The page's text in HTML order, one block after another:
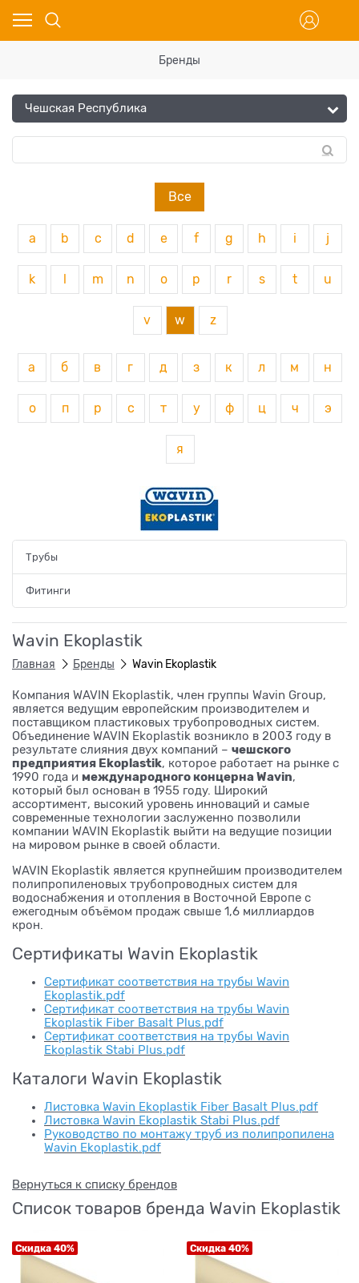
Бренды
Все
a b c d e f g h i j
k m n o p r s t u
v w z
а б в г д з к л м н
о п р с т у ф ц ч э
я
Трубы
Фитинги
Wavin Ekoplastik
Главная Бренды Wavin Ekoplastik
Компания WAVIN Ekoplastik, член группы Wavin Group,
является ведущим европейским производителем и
поставщиком пластиковых трубопроводных систем.
Объединение WAVIN Ekoplastik возникло в 2003 году в
результате слияния двух компаний – чешского
предприятия Ekoplastik, которое работает на рынке с
1990 года и международного концерна Wavin,
который был основан в 1955 году. Широкий
ассортимент, высокий уровень инноваций и самые
современные технологии заслуженно позволили
компании WAVIN Ekoplastik выйти на ведущие позиции
на мировом рынке в своей области.
WAVIN Ekoplastik является крупнейшим производителем
полипропиленовых трубопроводных систем для
водоснабжения и отопления в Восточной Европе с
ежегодным объёмом продаж свыше 1,6 миллиардов
крон.
Сертификаты Wavin Ekoplastik
Сертификат соответствия на трубы Wavin
Ekoplastik.pdf
Сертификат соответствия на трубы Wavin
Ekoplastik Fiber Basalt Plus.pdf
Сертификат соответствия на трубы Wavin
Ekoplastik Stabi Plus.pdf
Каталоги Wavin Ekoplastik
Листовка Wavin Ekoplastik Fiber Basalt Plus.pdf
Листовка Wavin Ekoplastik Stabi Plus.pdf
Руководство по монтажу труб из полипропилена
Wavin Ekoplastik.pdf
Вернуться к списку брендов
Список товаров бренда Wavin Ekoplastik
Скидка 40% Скидка 40%